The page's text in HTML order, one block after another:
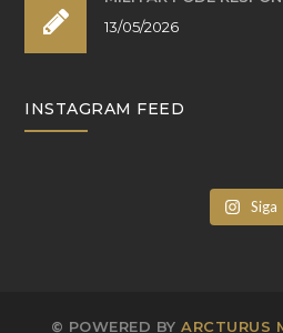
13/05/2026
INSTAGRAM FEED
Siga
© POWERED BYARCTURUS